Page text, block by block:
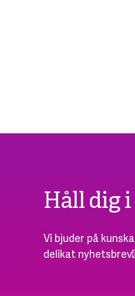
Håll dig
Vi bjuder på
delikat